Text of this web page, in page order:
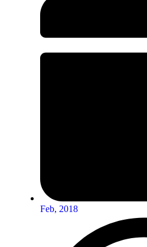
Feb, 2018